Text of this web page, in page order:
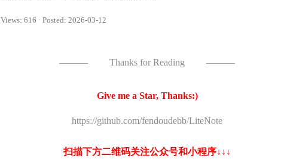
Views: 616 · Posted: 2026-03-12
——— Thanks for Reading ———
Give me a Star, Thanks:)
https://github.com/fendoudebb/LiteNote
扫描下方二维码关注公众号和小程序↓↓↓